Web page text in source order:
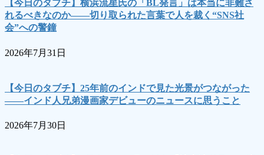
【今日のタブチ】横浜流星氏の「BL発言」は本当に非難さ
れるべきなのか――切り取られた言葉で人を裁く“SNS社
会”への警鐘
2026年7月31日
【今日のタブチ】25年前のインドで見た光景がつながった
――インド人兄弟漫画家デビューのニュースに思うこと
2026年7月30日